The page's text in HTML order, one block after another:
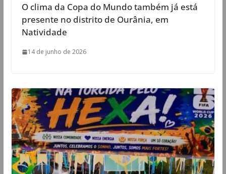
O clima da Copa do Mundo também já está
presente no distrito de Ourânia, em
Natividade
14 de junho de 2026